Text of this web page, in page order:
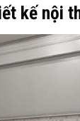
kế nội